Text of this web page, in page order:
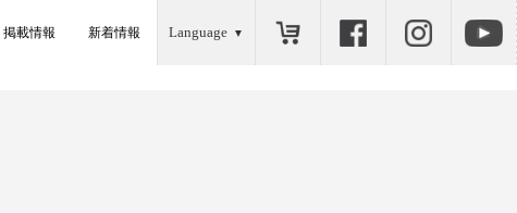
掲載情報 新着情報 Language